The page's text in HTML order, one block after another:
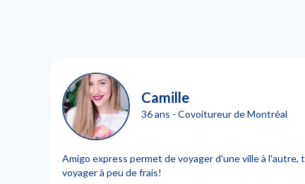
Camille
36 ans - Covoitureur de Montréal
Amigo express permet de voyager d'une ville à
voyager à peu de frais!